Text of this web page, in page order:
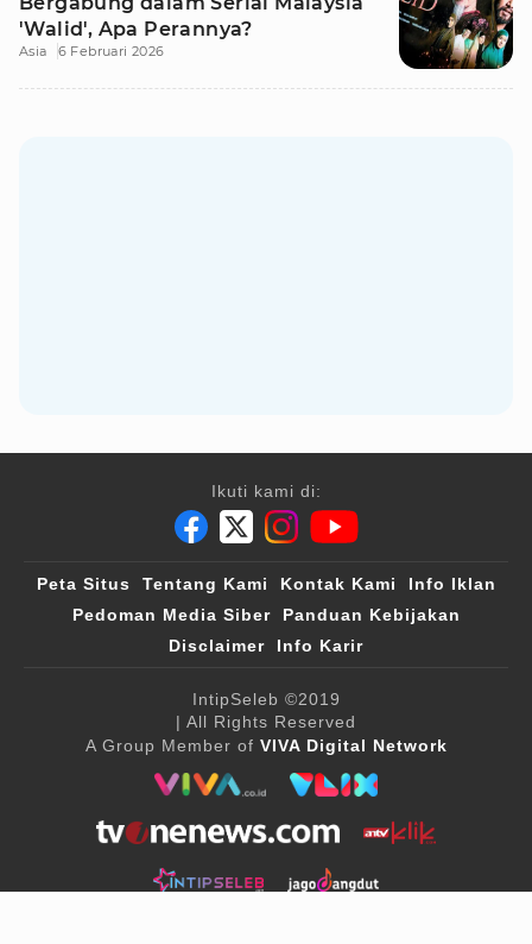
'Walid', Apa Perannya?
Asia 6 Februari 2026
Ikuti kami di:
Peta Situs Tentang Kami Kontak Kami
Info Iklan
Pedoman Media Siber
Panduan Kebijakan
Disclaimer
Info Karir
IntipSeleb ©2019
| All Rights Reserved
A Group Member of VIVA Digital Network